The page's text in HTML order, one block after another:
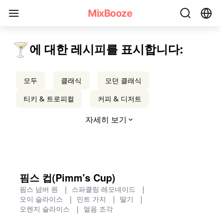
MixBooze
🍸에 대한 레시피를 표시합니다:
모두 클래식
모던 클래식
티키 & 트로피컬
커피 & 디저트
자세히 보기
핌스 컵(Pimm's Cup)
핌스 넘버 원 | 스파클링 레모네이드
|
오이 슬라이스
| 민트 가지 | 딸기
|
오렌지 슬라이스
| 얼음 조각